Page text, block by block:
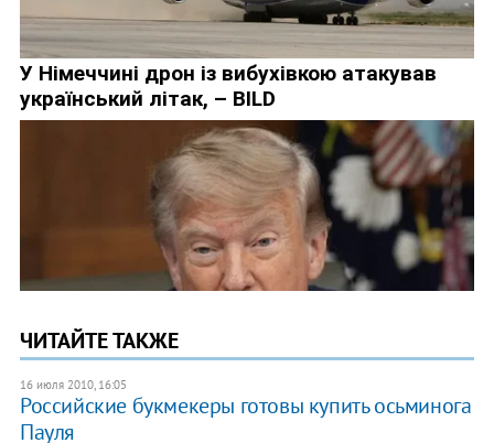
ЧИТАЙТЕ ТАКЖЕ
16 июля 2010, 16:05
Российские букмекеры готовы купить осьминога
Пауля